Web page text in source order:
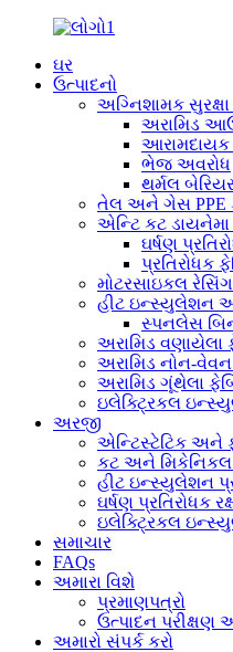
ઘર
ઉત્પાદનો
અગ્નિશામક
અરામિડ
આરામદાયક
ભેજ અવરોધ
થર્મલ
તેલ અને ગેસ PPE
એન્ટિ કટ
ઘર્ષણ
પ્રતિરોધક
મોટરસાઇકલ
હીટ ઇન્સ્યુલેશન
સ્પનલેસ
અરામિડ વણાયેલા
અરામિડ નોન-
અરામિડ ગૂંથેલા
ઇલેક્ટ્રિકલ
અરજી
એન્ટિસ્ટેટિક અને
કટ અને મિકેનિકલ
હીટ ઇન્સ્યુલેશન
ઘર્ષણ પ્રતિરોધક
ઇલેક્ટ્રિકલ
સમાચાર
FAQs
અમારા વિશે
પ્રમાણપત્રો
ઉત્પાદન પરીક્ષણ
અમારો સંપર્ક કરો